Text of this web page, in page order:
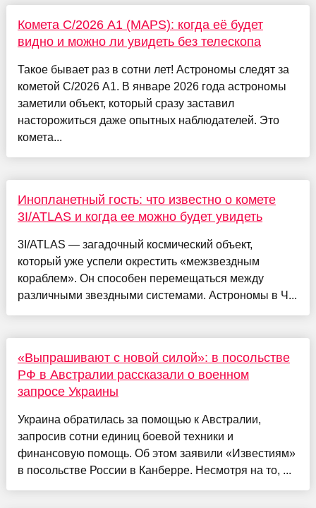
Комета C/2026 A1 (MAPS): когда её будет
видно и можно ли увидеть без телескопа
Такое бывает раз в сотни лет! Астрономы следят за
кометой C/2026 A1. В январе 2026 года астрономы
заметили объект, который сразу заставил
насторожиться даже опытных наблюдателей. Это
комета...
Инопланетный гость: что известно о комете
3I/ATLAS и когда ее можно будет увидеть
3I/ATLAS — загадочный космический объект,
который уже успели окрестить «межзвездным
кораблем». Он способен перемещаться между
различными звездными системами. Астрономы в Ч...
«Выпрашивают с новой силой»: в посольстве
РФ в Австралии рассказали о военном
запросе Украины
Украина обратилась за помощью к Австралии,
запросив сотни единиц боевой техники и
финансовую помощь. Об этом заявили «Известиям»
в посольстве России в Канберре. Несмотря на то, ...